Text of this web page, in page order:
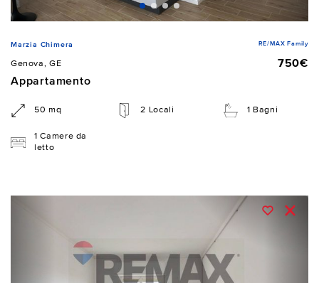
Marzia Chimera RE/MAX Family
Genova, GE
750€
Appartamento
50 mq 2 Locali 1 Bagni
1 Camere da
letto